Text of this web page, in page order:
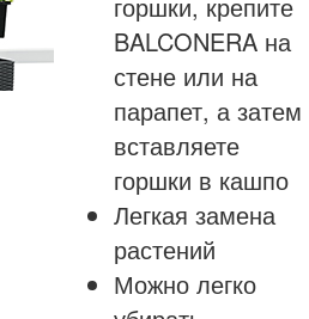
BALCONERA на
стене или на
парапет, а затем
вставляете
горшки в кашпо
Легкая замена
растений
Можно легко